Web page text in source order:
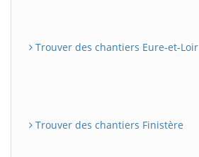
Trouver des chantiers Eure-et-Loir
Trouver des chantiers Finistère